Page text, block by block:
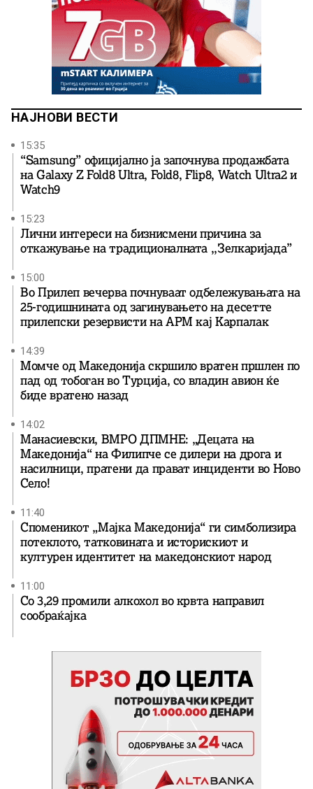
НАЈНОВИ ВЕСТИ
15:35
“Samsung” официјално ја започнува продажбата
на Galaxy Z Fold8 Ultra, Fold8, Flip8, Watch Ultra2 и
Watch9
15:23
Лични интереси на бизнисмени причина за
откажување на традиционалната ,,Зелкаријада”
15:00
Во Прилеп вечерва почнуваат одбележувањата на
25-годишнината од загинувањето на десетте
прилепски резервисти на АРМ кај Карпалак
14:39
Момче од Македонија скршило вратен пршлен по
пад од тобоган во Турција, со владин авион ќе
биде вратенo назад
14:02
Манасиевски, ВМРО ДПМНЕ: „Децата на
Македонија“ на Филипче се дилери на дрога и
насилници, пратени да прават инциденти во Ново
Село!
11:40
Споменикот „Мајка Македонија“ ги симболизира
потеклото, татковината и историскиот и
културен идентитет на македонскиот народ
11:00
Со 3,29 промили алкохол во крвта направил
сообраќајка